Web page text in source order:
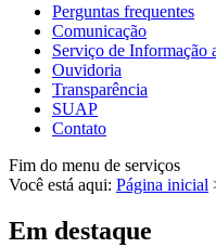
Perguntas frequentes
Comunicação
Serviço de Informação
Ouvidoria
Transparência
SUAP
Contato
Fim do menu de serviços
Você está aqui: Página inicial
Em destaque